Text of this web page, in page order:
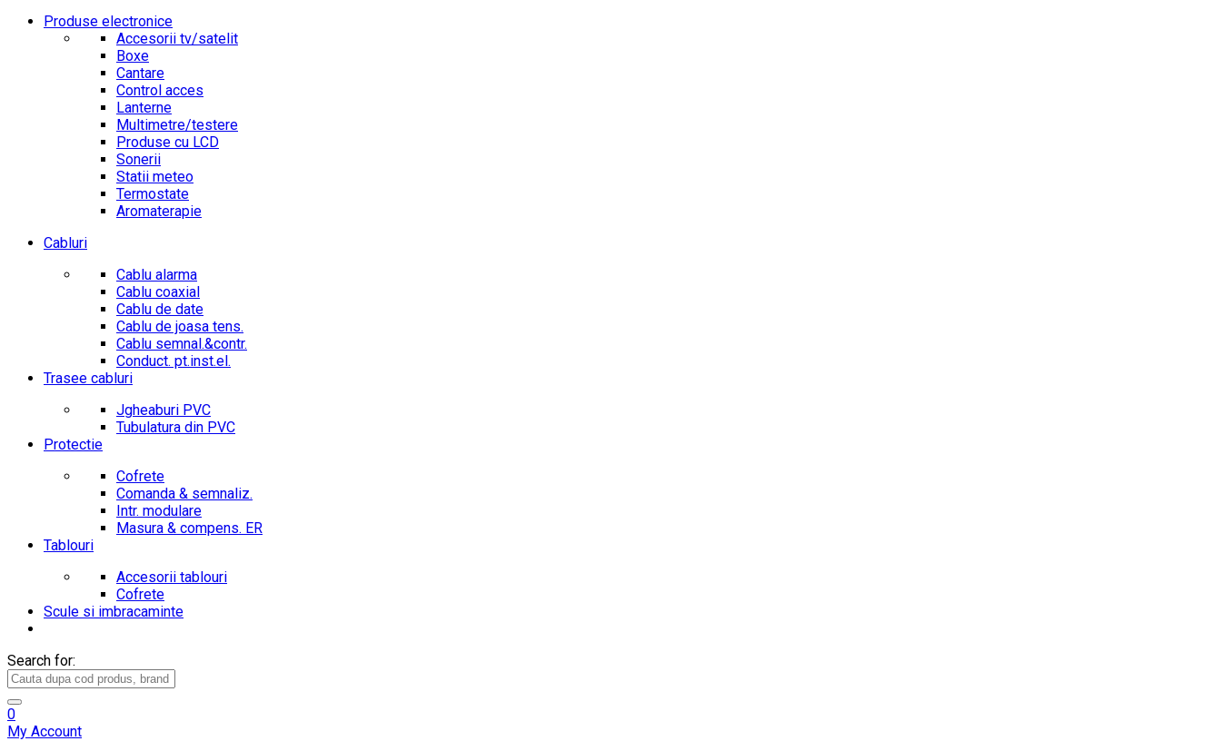
Produse electronice
Accesorii tv/satelit
Boxe
Cantare
Control acces
Lanterne
Multimetre/testere
Produse cu LCD
Sonerii
Statii meteo
Termostate
Aromaterapie
Cabluri
Cablu alarma
Cablu coaxial
Cablu de date
Cablu de joasa tens.
Cablu semnal.&contr.
Conduct. pt.inst.el.
Trasee cabluri
Jgheaburi PVC
Tubulatura din PVC
Protectie
Cofrete
Comanda & semnaliz.
Intr. modulare
Masura & compens. ER
Tablouri
Accesorii tablouri
Cofrete
Scule si imbracaminte
Search for:
0
My Account